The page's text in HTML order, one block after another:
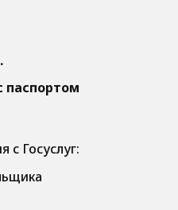
паспортом
с Госуслуг: